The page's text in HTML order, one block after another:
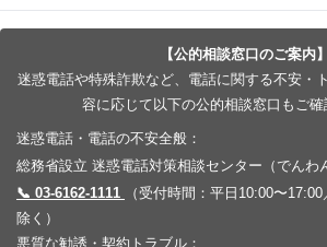
【公的相談窓口のご案内】
迷惑電話や特殊詐欺など、電話に関する不安・
容に応じて以下の公的相談窓口もご確
迷惑電話・電話の不安全般：
総務省設立 迷惑電話対策相談センター（でんわ
📞 03-6162-1111
（受付時間：平日10:00〜
除く）
悪質な勧誘・契約トラブル：